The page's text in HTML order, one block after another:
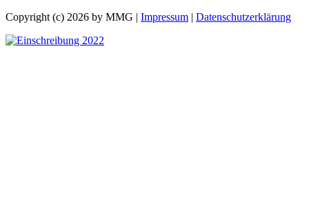
Copyright (c) 2026 by MMG | Impressum | Datenschutzerklärung